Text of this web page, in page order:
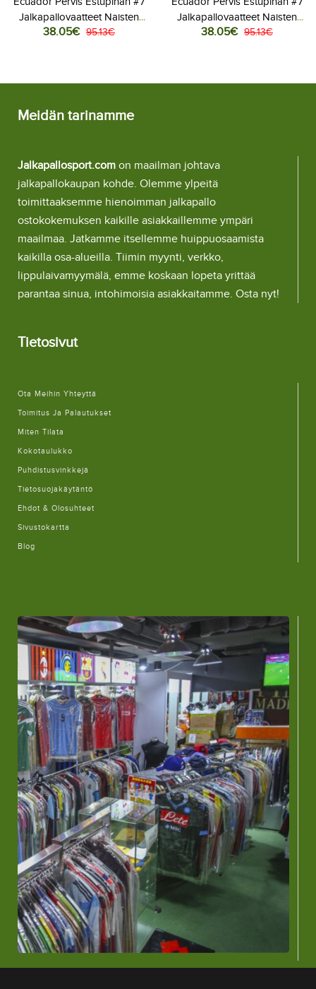
Jalkapallovaatteet Naisten
Kotipaita MM-kisat 2026
38.05€ 95.13€
Jalkapallovaatteet Naisten
Vieraspaita MM-kisat 2026
38.05€ 95.13€
Meidän tarinamme
Jalkapallosport.com on maailman johtava
jalkapallokaupan kohde. Olemme ylpeitä
toimittaaksemme hienoimman jalkapallo
ostokokemuksen kaikille asiakkaillemme ympäri
maailmaa. Jatkamme itsellemme huippuosaamista
kaikilla osa-alueilla. Tiimin myynti, verkko,
lippulaivamyymälä, emme koskaan lopeta yrittää
parantaa sinua, intohimoisia asiakkaitamme. Osta nyt!
Tietosivut
Ota Meihin Yhteyttä
Toimitus Ja Palautukset
Miten Tilata
Kokotaulukko
Puhdistusvinkkejä
Tietosuojakäytäntö
Ehdot & Olosuhteet
Sivustokartta
Blog